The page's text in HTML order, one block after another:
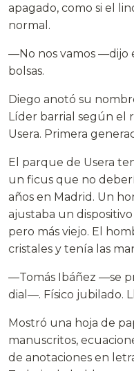
apagado, como si el
normal.
—No nos vamos —dijo
bolsas.
Diego anotó su
Líder barrial según el
Usera. Primera
El parque de Usera
un ficus que no
años en Madrid. Un
ajustaba un
pero más viejo. El
cristales y tenía las
—Tomás Ibáñez —se
dial—. Físico jubilado.
Mostró una hoja de
manuscritos,
de anotaciones en